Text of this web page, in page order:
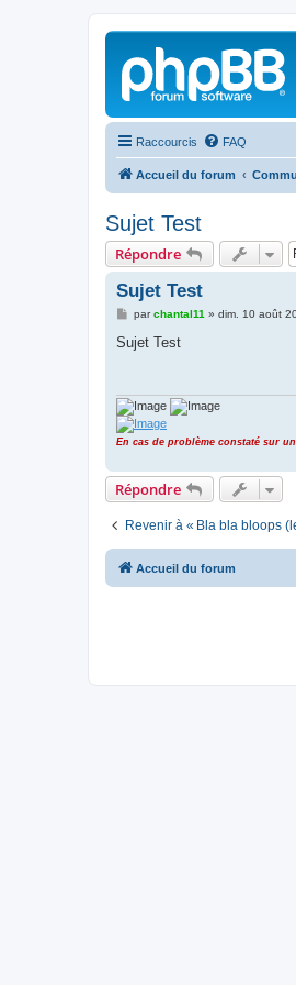
Raccourcis FAQ
Accueil du forum
Sujet Test
Répondre
Sujet Test
M
s
s
parchantal11 » dim. 10 août
Sujet Test
En cas de problème constaté sur
Répondre
Revenir à « Bla bla bloops
Accueil du forum